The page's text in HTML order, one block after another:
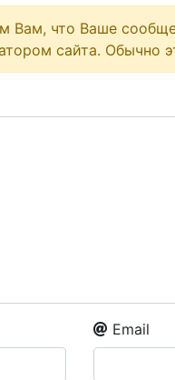
Вам, что Ваше
сайта. Обычно
Email